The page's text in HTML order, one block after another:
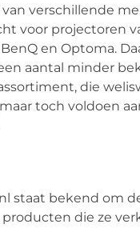
verschillende
voor projectoren
BenQ en Optoma.
aantal minder
die
toch voldoen
staat bekend om
die ze